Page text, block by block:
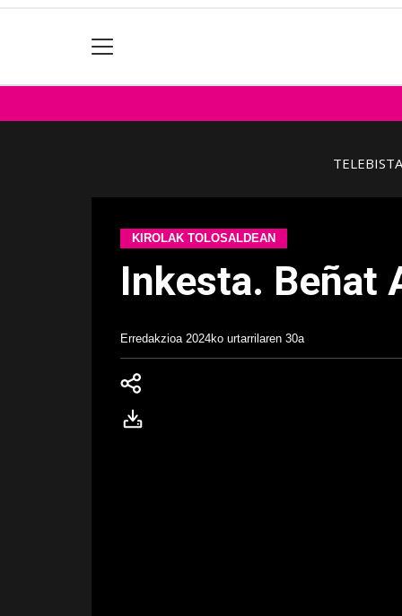
TELEBISTA
KIROLAK TOLOSALDEAN
Inkesta. Beñat
Erredakzioa 2024ko urtarrilaren 30a